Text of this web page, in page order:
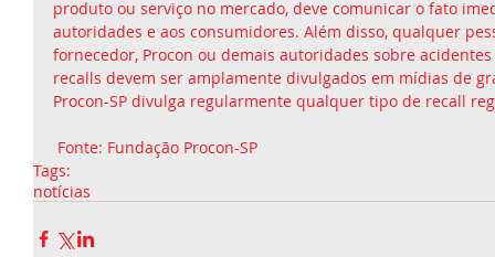
produto ou serviço no mercado, deve comunicar o fato
autoridades e aos consumidores. Além disso, qualquer
fornecedor, Procon ou demais autoridades sobre
recalls devem ser amplamente divulgados em mídias de
Procon-SP divulga regularmente qualquer tipo de recall
Fonte: Fundação Procon-SP
Tags:
notícias